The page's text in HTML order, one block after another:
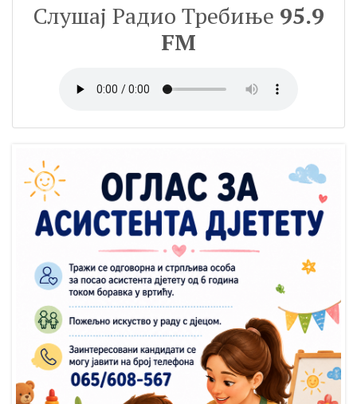
Слушај Радио Требиње 95.9
FM